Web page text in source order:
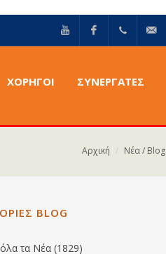
ΧΟΡΗΓΟΙ ΣΥΝΕΡΓΑΤΕΣ
Αρχική Νέα / Blog
BLOG
όλα τα Νέα (1829)